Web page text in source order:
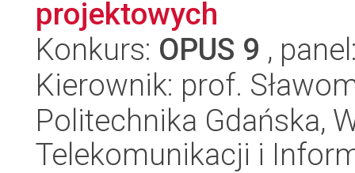
projektowych
Konkurs: OPUS 9 ,
Kierownik: prof.
Politechnika Gdańska,
Telekomunikacji i